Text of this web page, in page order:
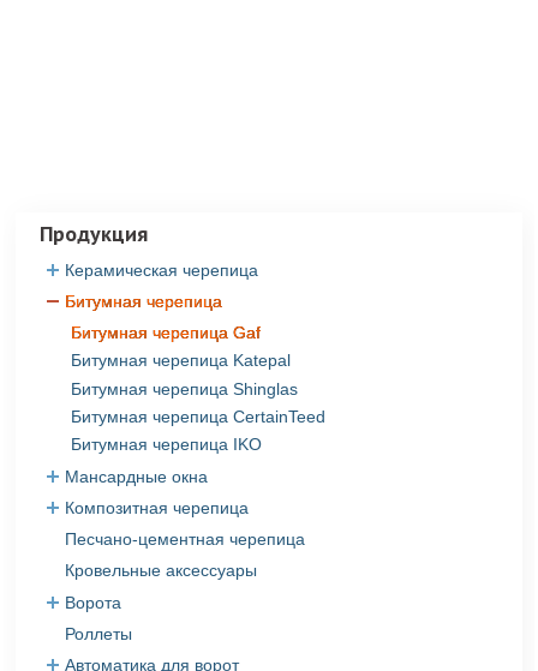
Продукция
Керамическая черепица
Керамическая черепица Roben
Керамическая черепица Creaton
Керамическая черепица Tondach
Керамическая черепица Jacobi
Битумная черепица
Битумная черепица Gaf
Битумная черепица Katepal
Битумная черепица Shinglas
Битумная черепица CertainTeed
Битумная черепица IKO
Мансардные окна
Мансардные окна Fakro
Композитная черепица
Композитная черепица Evertile
Песчано-цементная черепица
Кровельные аксессуары
Ворота
Ворота Alutech
Ворота DoorHan
Роллеты
Автоматика для ворот